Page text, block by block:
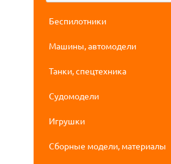
Беспилотники
Машины, автомодели
Танки, спецтехника
Судомодели
Игрушки
Сборные модели, материалы